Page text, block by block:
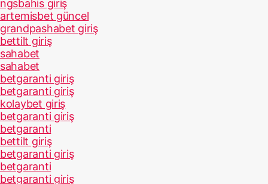
ngsbahis giriş
artemisbet güncel
grandpashabet giriş
bettilt giriş
sahabet
sahabet
betgaranti giriş
betgaranti giriş
kolaybet giriş
betgaranti giriş
betgaranti
bettilt giriş
betgaranti giriş
betgaranti
betgaranti giriş